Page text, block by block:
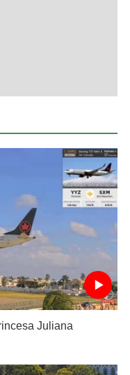
Juliana